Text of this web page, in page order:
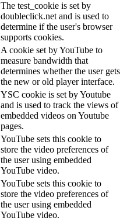
The test_cookie is set by
doubleclick.net and is used to
determine if the user's browser
supports cookies.
A cookie set by YouTube to
measure bandwidth that
determines whether the user gets
the new or old player interface.
YSC cookie is set by Youtube
and is used to track the views of
embedded videos on Youtube
pages.
YouTube sets this cookie to
store the video preferences of
the user using embedded
YouTube video.
YouTube sets this cookie to
store the video preferences of
the user using embedded
YouTube video.